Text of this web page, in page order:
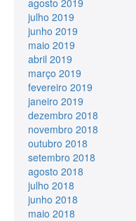
julho 2019
junho 2019
maio 2019
abril 2019
março 2019
fevereiro 2019
janeiro 2019
dezembro 2018
novembro 2018
outubro 2018
setembro 2018
agosto 2018
julho 2018
junho 2018
maio 2018